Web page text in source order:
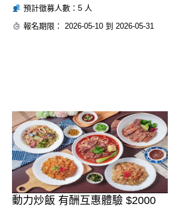
預計徵募人數：5 人
報名期限： 2026-05-10 到 2026-05-31
動力炒飯 有酬互惠體驗 $2000